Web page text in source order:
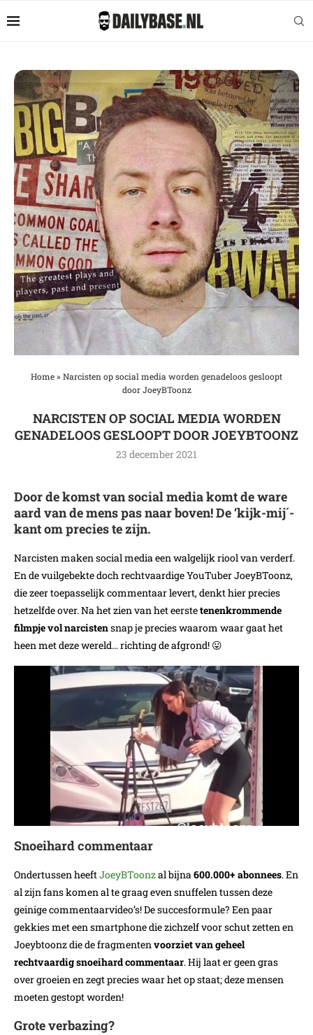
Home» Narcisten op social media worden genadeloos gesloopt
door JoeyBToonz
NARCISTEN OP SOCIAL MEDIA WORDEN
GENADELOOS GESLOOPT DOOR JOEYBTOONZ
23 december 2021
Door de komst van social media komt de ware
aard van de mens pas naar boven! De ‘kijk-mij´-
kant om precies te zijn.
Narcisten maken social media een walgelijk riool van verderf.
En de vuilgebekte doch rechtvaardige YouTuber JoeyBToonz,
die zeer toepasselijk commentaar levert, denkt hier precies
hetzelfde over. Na het zien van het eerstetenenkrommende
filmpje vol narcistensnap je precies waarom waar gaat het
heen met deze wereld… richting de afgrond! 😛
Snoeihard commentaar
Ondertussen heeftJoeyBToonzal bijna600.000+ abonnees. En
al zijn fans komen al te graag even snuffelen tussen deze
geinige commentaarvideo’s! De succesformule? Een paar
gekkies met een smartphone die zichzelf voor schut zetten en
Joeybtoonz die de fragmentenvoorziet van geheel
rechtvaardig snoeihard commentaar. Hij laat er geen gras
over groeien en zegt precies waar het op staat; deze mensen
moeten gestopt worden!
Grote verbazing?